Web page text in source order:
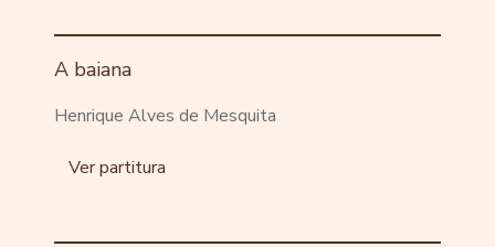
A baiana
Henrique Alves de Mesquita
Ver partitura